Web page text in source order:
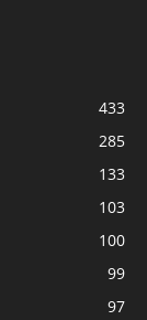
433
285
133
103
100
99
97